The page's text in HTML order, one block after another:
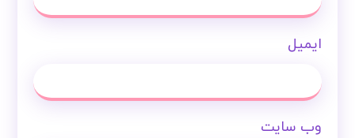
ایمیل
وب‌ سایت